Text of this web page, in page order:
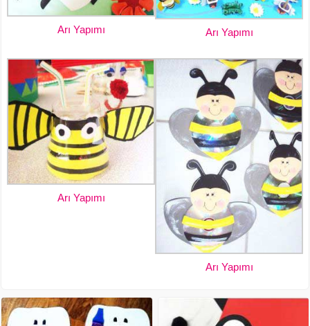
Arı Yapımı Arı Yapımı
Arı Yapımı
Arı Yapımı